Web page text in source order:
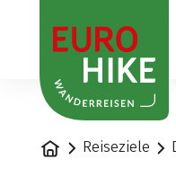
StartseiteReiseziele